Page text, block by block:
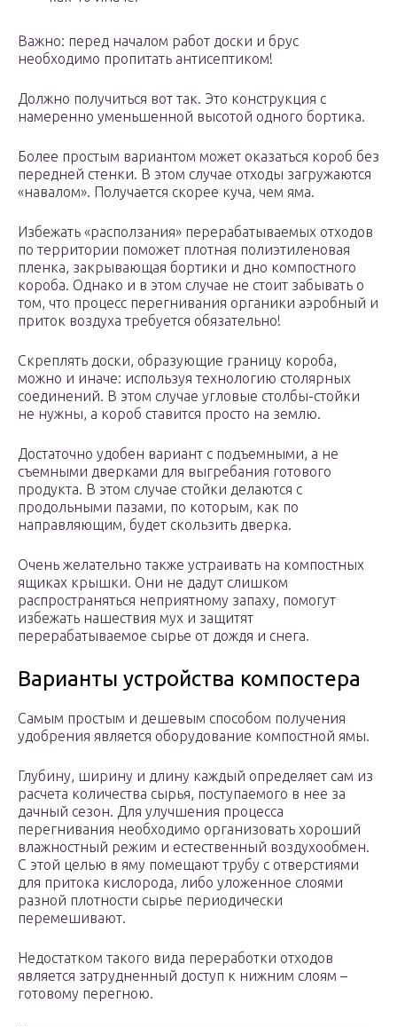
Важно: перед началом работ доски и брус
необходимо пропитать антисептиком!
Должно получиться вот так. Это конструкция с
намеренно уменьшенной высотой одного бортика.
Более простым вариантом может оказаться короб без
передней стенки. В этом случае отходы загружаются
«навалом». Получается скорее куча, чем яма.
Избежать «расползания» перерабатываемых отходов
по территории поможет плотная полиэтиленовая
пленка, закрывающая бортики и дно компостного
короба. Однако и в этом случае не стоит забывать о
том, что процесс перегнивания органики аэробный и
приток воздуха требуется обязательно!
Скреплять доски, образующие границу короба,
можно и иначе: используя технологию столярных
соединений. В этом случае угловые столбы-стойки
не нужны, а короб ставится просто на землю.
Достаточно удобен вариант с подъемными, а не
съемными дверками для выгребания готового
продукта. В этом случае стойки делаются с
продольными пазами, по которым, как по
направляющим, будет скользить дверка.
Очень желательно также устраивать на компостных
ящиках крышки. Они не дадут слишком
распространяться неприятному запаху, помогут
избежать нашествия мух и защитят
перерабатываемое сырье от дождя и снега.
Варианты устройства компостера
Самым простым и дешевым способом получения
удобрения является оборудование компостной ямы.
Глубину, ширину и длину каждый определяет сам из
расчета количества сырья, поступаемого в нее за
дачный сезон. Для улучшения процесса
перегнивания необходимо организовать хороший
влажностный режим и естественный воздухообмен.
С этой целью в яму помещают трубу с отверстиями
для притока кислорода, либо уложенное слоями
разной плотности сырье периодически
перемешивают.
Недостатком такого вида переработки отходов
является затрудненный доступ к нижним слоям –
готовому перегною.